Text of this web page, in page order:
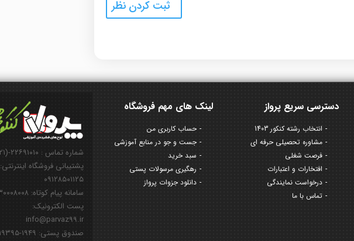
شماره تماس : ۲۲۶۹۱۰۱۰-(۰۲۱)
پشتیبانی فروشگاه اینترنتی:
۰۹۱۲۸۵۰۱۱۲۵
سامانه پیام کوتاه: ۳۰۰۰۸۰۰۸
پست الکترونیک:
info@parvaz99.ir
صندوق پستی: ۱۹۴۹-۱۹۳۹۵
لینک های مهم فروشگاه
حساب کاربری من
جست و جو در منابع آموزشی
سبد خرید
رهگیری مرسولات پستی
دانلود جزوات پرواز
دسترسی سریع پرواز
انتخاب رشته کنکور 1403
مشاوره تحصیلی حرفه ای
فرصت شغلی
افتخارات و اعتبارات
درخواست نمایندگی
تماس با ما